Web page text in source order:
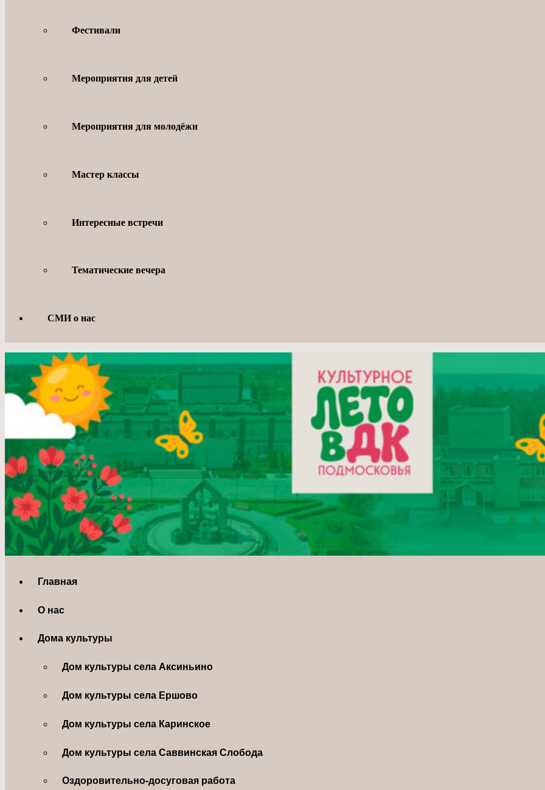
Фестивали
Мероприятия для детей
Мероприятия для молодёжи
Мастер классы
Интересные встречи
Тематические вечера
СМИ о нас
Главная
О нас
Дома культуры
Дом культуры села Аксиньино
Дом культуры села Ершово
Дом культуры села Каринское
Дом культуры села Саввинская Слобода
Оздоровительно-досуговая работа